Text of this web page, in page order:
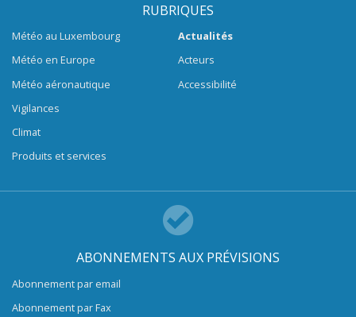
RUBRIQUES
Météo au Luxembourg
Météo en Europe
Météo aéronautique
Vigilances
Climat
Produits et services
Actualités
Acteurs
Accessibilité
ABONNEMENTS AUX PRÉVISIONS
Abonnement par email
Abonnement par Fax